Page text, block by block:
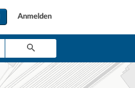
Anmelden